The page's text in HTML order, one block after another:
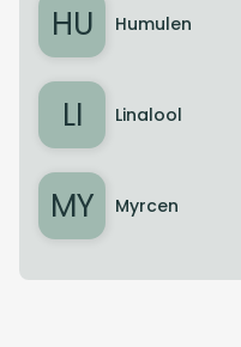
HU Humulen
LI Linalool
MY Myrcen